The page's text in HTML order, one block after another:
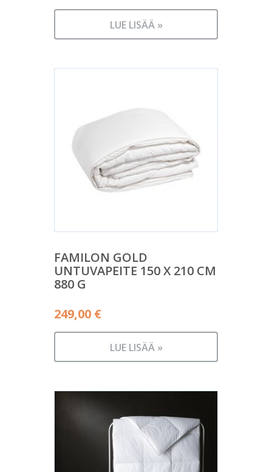
LUE LISÄÄ »
FAMILON GOLD
UNTUVAPEITE 150 X 210 CM
880 G
249,00 €
LUE LISÄÄ »